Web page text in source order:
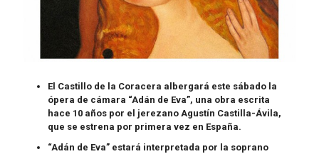
El Castillo de la Coracera albergará este sábado la
ópera de cámara “Adán de Eva”, una obra escrita
hace 10 años por el jerezano Agustín Castilla-Ávila,
que se estrena por primera vez en España.
“Adán de Eva” estará interpretada por la soprano